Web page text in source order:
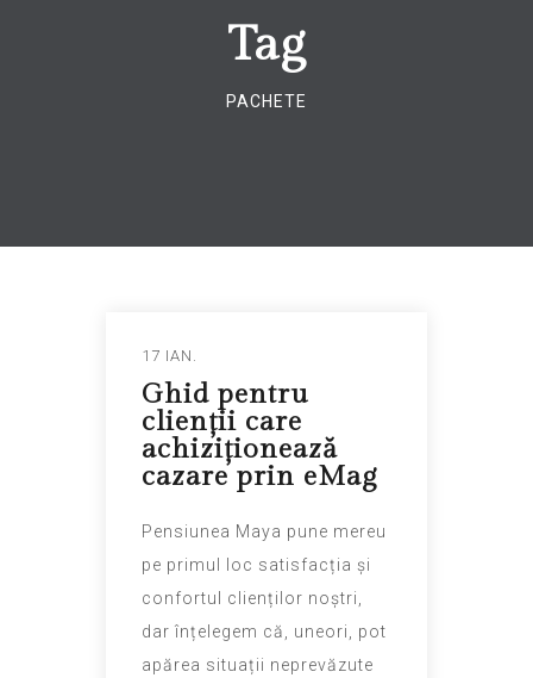
Tag
PACHETE
17 IAN.
Ghid pentru
clienții care
achiziționează
cazare prin eMag
Pensiunea Maya pune mereu
pe primul loc satisfacția și
confortul clienților noștri,
dar înțelegem că, uneori, pot
apărea situații neprevăzute